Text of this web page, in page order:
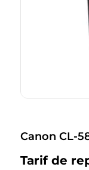
Canon CL-
Tarif de